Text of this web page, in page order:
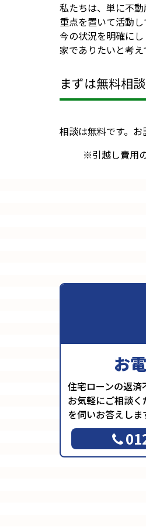
私たちは、単に不
重点を置いて活動し
今の状況を明確に
家でありたいと考え
まずは無料相
相談は無料です。
※引越し費用
お
住宅ローンの返
お気軽にご相談
を伺いお答えしま